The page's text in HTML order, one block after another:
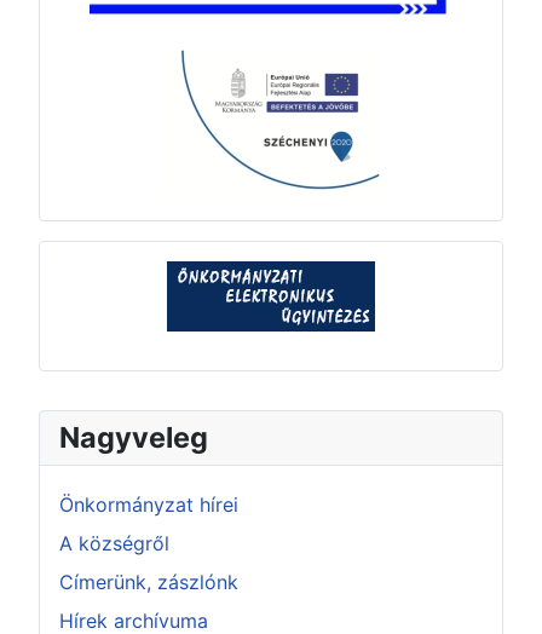
Nagyveleg
Önkormányzat hírei
A községről
Címerünk, zászlónk
Hírek archívuma